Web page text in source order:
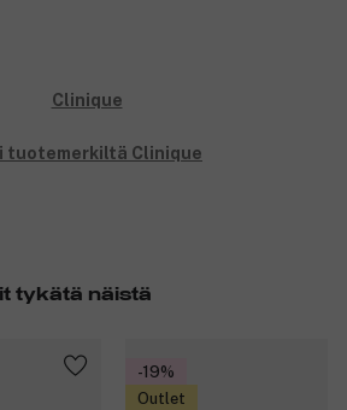
tuotemerkiltä Clinique
tykätä näistä
-19%
Outlet